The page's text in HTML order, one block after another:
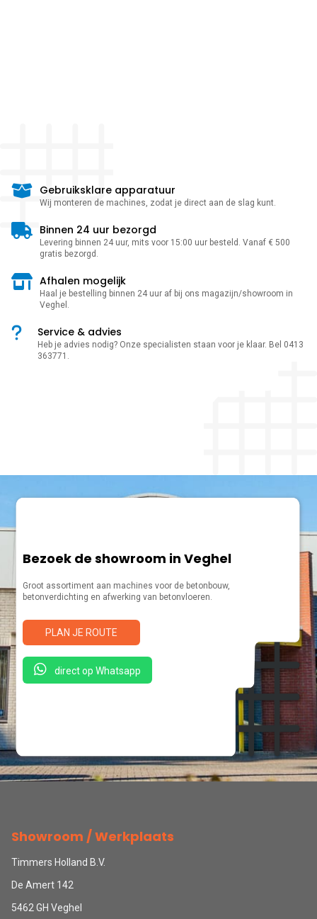
Gebruiksklare apparatuur
Wij monteren de machines, zodat je direct aan de slag kunt.
Binnen 24 uur bezorgd
Levering binnen 24 uur, mits voor 15:00 uur besteld. Vanaf € 500
gratis bezorgd.
Afhalen mogelijk
Haal je bestelling binnen 24 uur af bij ons magazijn/showroom in
Veghel.
Service & advies
Heb je advies nodig? Onze specialisten staan voor je klaar. Bel 0413
363771.
Bezoek de showroom in Veghel
Groot assortiment aan machines voor de betonbouw,
betonverdichting en afwerking van betonvloeren.
PLAN JE ROUTE
direct op Whatsapp
Showroom / Werkplaats
Timmers Holland B.V.
De Amert 142
5462 GH Veghel